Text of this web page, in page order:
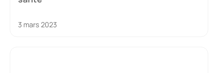
3 mars 2023